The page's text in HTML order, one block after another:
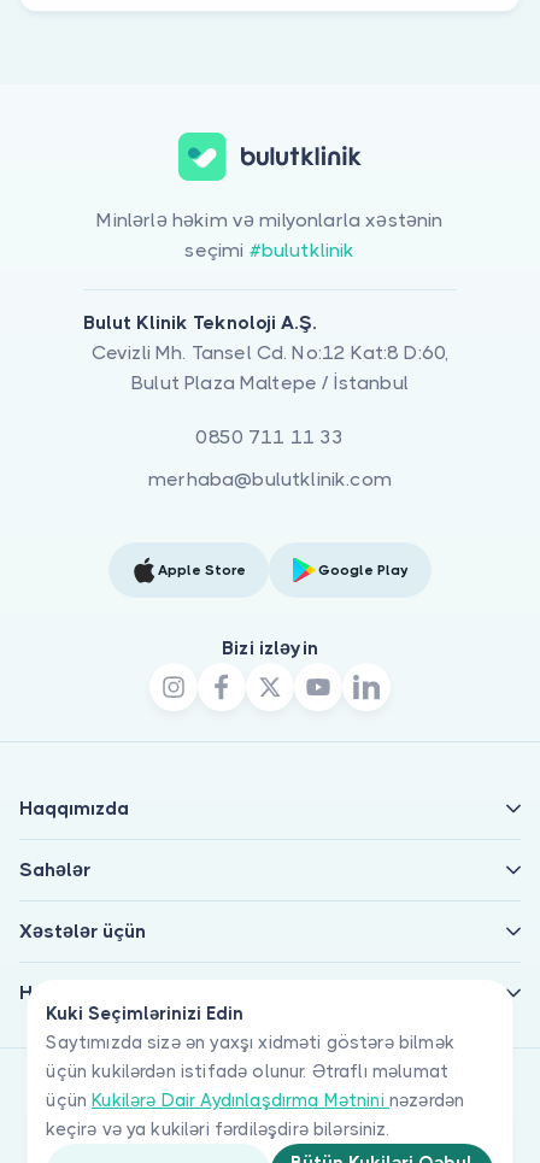
Kuki Seçimlərinizi Edin
Saytımızda sizə ən yaxşı xidməti göstərə bilmək
üçün kukilərdən istifadə olunur. Ətraflı məlumat
üçünKukilərə Dair Aydınlaşdırma Mətnini nəzərdən
keçirə və ya kukiləri fərdiləşdirə bilərsiniz.
Minlərlə həkim və milyonlarla xəstənin
seçimi #bulutklinik
Bulut Klinik Teknoloji A.Ş.
Cevizli Mh. Tansel Cd. No:12 Kat:8 D:60,
Bulut Plaza Maltepe / İstanbul
0850 711 11 33
merhaba@bulutklinik.com
Apple Store Google Play
Bizi izləyin
Haqqımızda
Sahələr
Xəstələr üçün
Həkimlər üçün